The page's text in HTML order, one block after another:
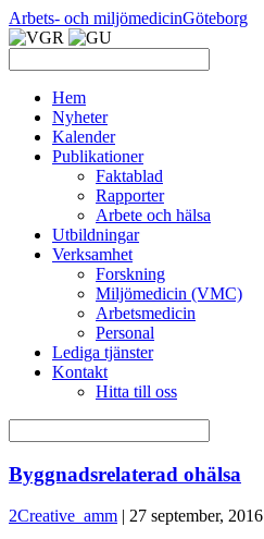
Arbets- och miljömedicinGöteborg
Hem
Nyheter
Kalender
Publikationer
Faktablad
Rapporter
Arbete och hälsa
Utbildningar
Verksamhet
Forskning
Miljömedicin (VMC)
Arbetsmedicin
Personal
Lediga tjänster
Kontakt
Hitta till oss
Byggnadsrelaterad ohälsa
2Creative_amm | 27 september, 2016